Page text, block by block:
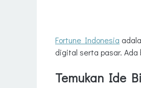
Fortune Indonesia
digital serta pasar.
Temukan Ide